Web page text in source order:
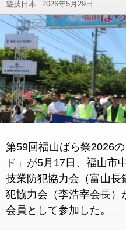
遊技日本 2026年5月29日
第59回福山ばら祭2026
ド」が5月17日、福山市
技業防犯協力会（富山長
犯協力会（李浩宰会長）
会員として参加した。